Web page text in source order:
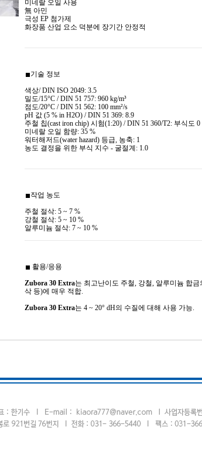
미네랄 오일 사용
無 아민
극성 EP 첨가제
화장품 산업 요소 덕분에 장기간 안정적
기술 정보
색상/ DIN ISO 2049: 3.5
밀도/15°C / DIN 51 757: 960 kg/m³
점도/20°C / DIN 51 562: 100 mm²/s
pH 값 (5 % in H2O) / DIN 51 369: 8.9
주철 칩(cast iron chip) 시험(1:20) / DIN 51 360/T2: 부식도 0
미네랄 오일 함량: 35 %
워터해저드(water hazard) 등급, 농축: 1
농도 결정을 위한 부식 지수 - 굴절계: 1.0
작업 농도
주철 절삭: 5 ~ 7 %
강철 절삭: 5 ~ 10 %
알루미늄 절삭: 7 ~ 10 %
활용/응용
Zubora 30 Extra는 최고난이도 주철, 강철, 알루미늄 합
삭 등)에 매우 적합.
Zubora 30 Extra는 4 ~ 20° dH의 수질에 대해 사용 가능.